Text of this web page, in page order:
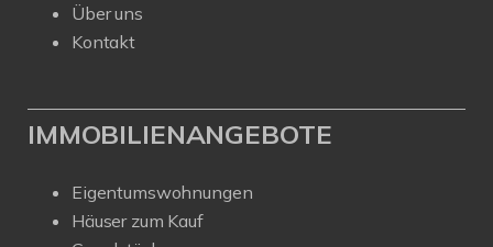
Über uns
Kontakt
IMMOBILIENANGEBOTE
Eigentumswohnungen
Häuser zum Kauf